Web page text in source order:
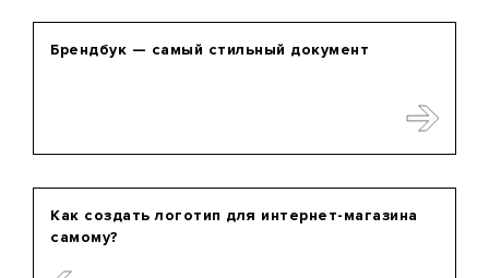
Как создать логотип для интернет-магазина
самому?
Брендбук — самый стильный документ